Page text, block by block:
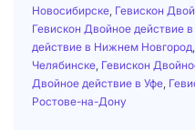
Новосибирске Гевискон
Гевискон Двойное действие
действие в Нижнем Новгород
Челябинске Гевискон
Двойное действие в Уфе
Ростове-на-Дону